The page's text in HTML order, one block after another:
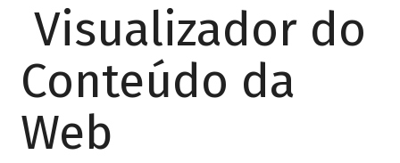
Visualizador do
Conteúdo da
Web